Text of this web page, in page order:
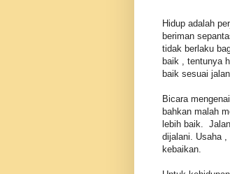
Hidup adalah
beriman
tidak berlaku
baik , tentunya
baik sesuai
Bicara
bahkan malah
lebih baik.
dijalani. Usaha
kebaikan.